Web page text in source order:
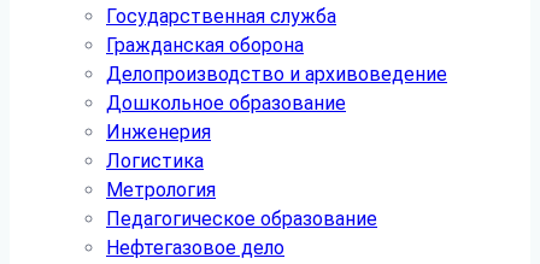
Государственная служба
Гражданская оборона
Делопроизводство и архивоведение
Дошкольное образование
Инженерия
Логистика
Метрология
Педагогическое образование
Нефтегазовое дело